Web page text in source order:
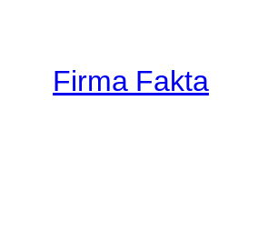
Firma Fakta